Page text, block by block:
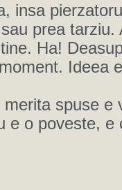
insa
prea tarziu.
Ha!
Ideea
spuse e
e o poveste, e